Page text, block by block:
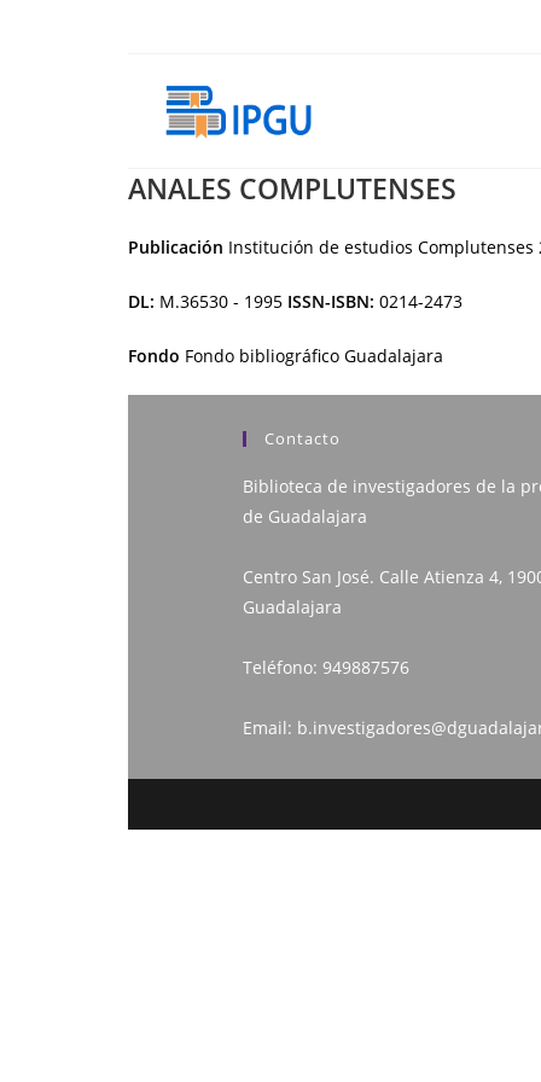
ANALES COMPLUTENSES
Publicación Institución de estudios Complutenses
DL: M.36530 - 1995 ISSN-ISBN: 0214-2473
Fondo Fondo bibliográfico Guadalajara
Contacto
Biblioteca de investigadores de la
de Guadalajara
Centro San José. Calle Atienza 4,
Guadalajara
Teléfono: 949887576
Email: